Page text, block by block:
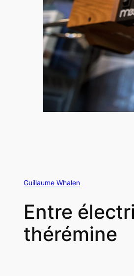
Guillaume Whalen
Entre
thérémine